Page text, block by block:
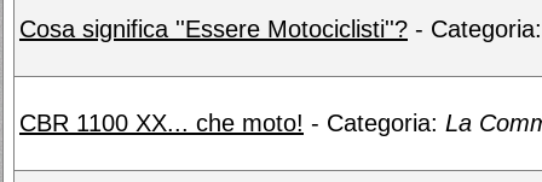
Cosa significa ''Essere Motociclisti''? -
CBR 1100 XX... che moto! - Categoria: La